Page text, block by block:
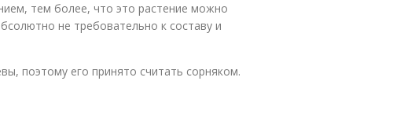
тем более, что это растение можно
не требовательно к составу и
поэтому его принято считать сорняком.